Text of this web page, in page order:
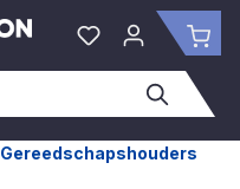
Je hebt 0 items
Gereedschapshouders